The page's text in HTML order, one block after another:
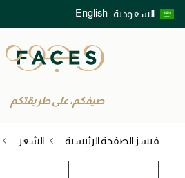
السعودية English
اكتشفوا خدمات الجمال المختارة بعناية
صيفكم، على طريقتكم
فيسز الصفحة الرئيسية الشعر